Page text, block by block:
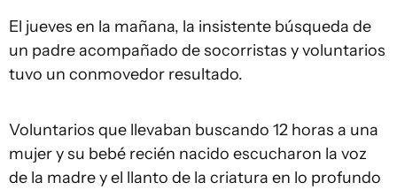
El jueves en la mañana, la insistente búsqueda de
un padre acompañado de socorristas y voluntarios
tuvo un conmovedor resultado.
Voluntarios que llevaban buscando 12 horas a una
mujer y su bebé recién nacido escucharon la voz
de la madre y el llanto de la criatura en lo profundo